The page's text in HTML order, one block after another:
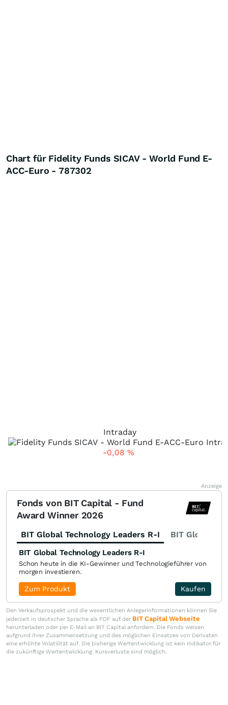
Chart für Fidelity Funds SICAV - World Fund E-
ACC-Euro - 787302
Intraday
-0,08 %
Anzeige
Fonds von BIT Capital - Fund
Award Winner 2026
BIT Global Technology Leaders R-I BIT Global
BIT Global Technology Leaders R-I
Schon heute in die KI-Gewinner und Technologieführer von
morgen investieren.
Kaufen
Zum Produkt
Den Verkaufsprospekt und die wesentlichen Anlegerinformationen können Sie
jederzeit in deutscher Sprache als PDF auf der BIT Capital Webseite
herunterladen oder per E-Mail an BIT Capital anfordern. Die Fonds weisen
aufgrund ihrer Zusammensetzung und des möglichen Einsatzes von Derivaten
eine erhöhte Volatilität auf. Die bisherige Wertentwicklung ist kein Indikator für
die zukünftige Wertentwicklung. Kursverluste sind möglich.